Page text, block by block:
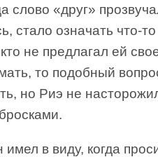
слово «друг»
стало означать что-
не предлагал ей
то подобный
но Риэ не
в виду, когда